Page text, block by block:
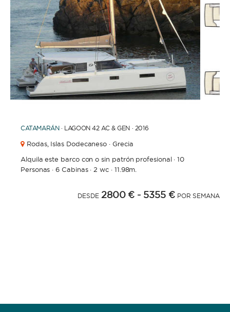
CATAMARÁN · LAGOON 42 AC & GEN · 2016
Rodas, Islas Dodecaneso · Grecia
Alquila este barco con o sin patrón profesional·10
Personas ·6 Cabinas· 2 wc · 11.98m.
DESDE 2800 € - 5355 € POR SEMANA